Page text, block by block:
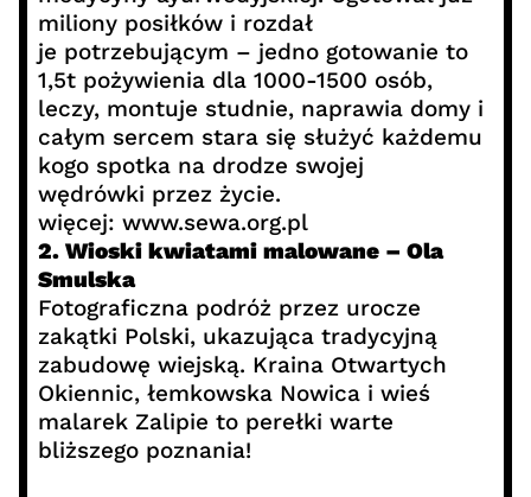
miliony posiłków i rozdał
je potrzebującym – jedno gotowanie to
1,5t pożywienia dla 1000-1500 osób,
leczy, montuje studnie, naprawia domy i
całym sercem stara się służyć każdemu
kogo spotka na drodze swojej
wędrówki przez życie.
więcej: www.sewa.org.pl
2. Wioski kwiatami malowane – Ola
Smulska
Fotograficzna podróż przez urocze
zakątki Polski, ukazująca tradycyjną
zabudowę wiejską. Kraina Otwartych
Okiennic, łemkowska Nowica i wieś
malarek Zalipie to perełki warte
bliższego poznania!